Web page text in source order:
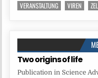
VERANSTALTUNG
VIREN
Two origins of life
Publication in Science